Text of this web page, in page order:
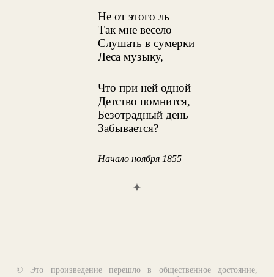
Не от этого ль
Так мне весело
Слушать в сумерки
Леса музыку,
Что при ней одной
Детство помнится,
Безотрадный день
Забывается?
Начало ноября 1855
✦
© Это произведение перешло в общественное достояние,